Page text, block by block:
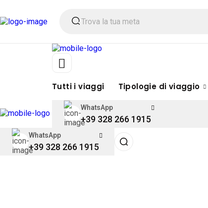
Tutti i viaggi Tipologie di viaggio
WhatsApp
+39 328 266 1915
WhatsApp
+39 328 266 1915